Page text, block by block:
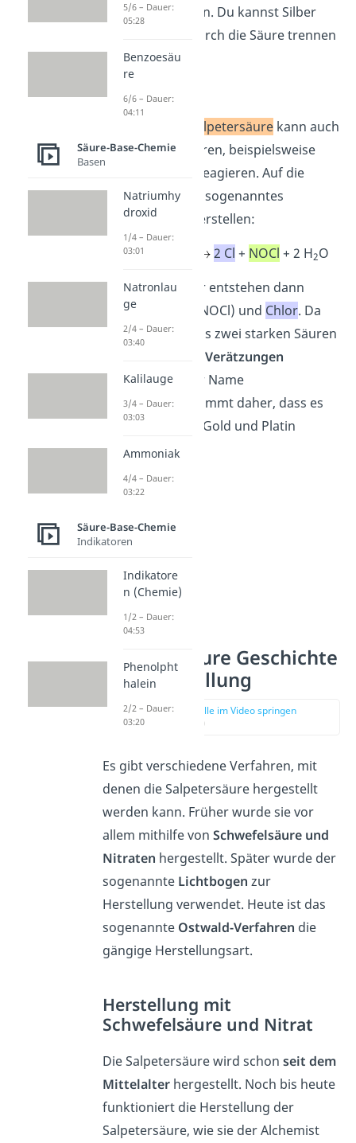
herauslösen kann. Du kannst Silber
und Gold also durch die Säure trennen
bzw. scheiden.
Königswasser
Salpetersäure kann auch
mit anderen Säuren, beispielsweise
(HCl) reagieren. Auf die
Weise kannst du sogenanntes
Königswasser
herstellen:
HNO
2 Cl + NOCl + 2 H2O
Im Königswasser entstehen dann
Nitrosylchlorid
(NOCl) und Chlor. Da
Königswasser aus zwei starken Säuren
besteht, kann esVerätzungen
hervorrufen. Der Name
Königswasser
kommt daher, dass es
edle Metalle wie Gold und Platin
auflösen kann.
Salpetersäure Geschichte
und Herstellung
zur Stelle im Video springen
(03:24)
Es gibt verschiedene Verfahren, mit
denen die Salpetersäure hergestellt
werden kann. Früher wurde sie vor
allem mithilfe vonSchwefelsäure und
Nitraten hergestellt. Später wurde der
sogenannte Lichtbogen zur
Herstellung verwendet. Heute ist das
sogenannte Ostwald-Verfahren die
gängige Herstellungsart.
Herstellung mit
Schwefelsäure und Nitrat
Die Salpetersäure wird schonseit dem
Mittelalter hergestellt. Noch bis heute
funktioniert die Herstellung der
Salpetersäure, wie sie der Alchemist
5/6 – Dauer:
05:28
Benzoesäu
re
6/6 – Dauer:
04:11
Säure-Base-Chemie
Basen
Natriumhy
droxid
1/4 – Dauer:
03:01
Natronlau
ge
2/4 – Dauer:
03:40
Kalilauge
3/4 – Dauer:
03:03
Ammoniak
4/4 – Dauer:
03:22
Säure-Base-Chemie
Indikatoren
Indikatore
n (Chemie)
1/2 – Dauer:
04:53
Phenolpht
halein
2/2 – Dauer:
03:20